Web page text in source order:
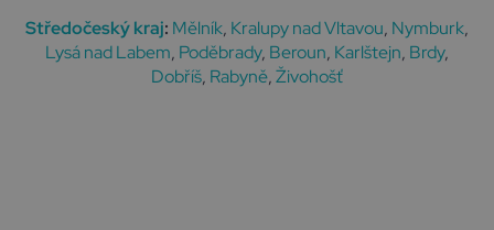
Středočeský kraj: Mělník, Kralupy nad Vltavou, Nymburk,
Lysá nad Labem, Poděbrady, Beroun, Karlštejn, Brdy,
Dobříš, Rabyně,Živohošť